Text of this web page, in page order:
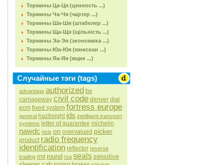
Термины Ца-Ця (ценность ...)
Термины Ча-Чя (чартер ...)
Термины Ша-Шя (штабелер ...)
Термины Ща-Щя (щільність ...)
Термины Эа-Эя (экономика ...)
Термины Юа-Юя (юнискан ...)
Термины Яа-Яя (ящик ...)
Случайные тэги (tags)
advantage authorized bv
carriageway civil code denver dial
ecm fixed system fortress europe
general hazfreight ids intelligent transport
systems letter of guarantee michelin
nawdc ncis on overvalued picker
product radio frequency
identification reflector reverse
trading rmt round rsa seals sensitive